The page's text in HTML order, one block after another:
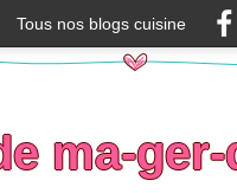
Tous nos blogs cuisine
ma-ger-